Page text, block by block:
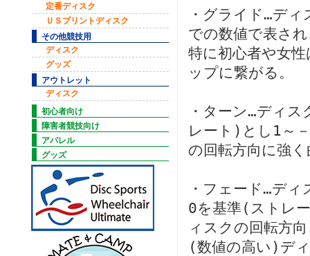
定番ディスク
ＵＳプリントディスク
その他競技用
ディスク
グッズ
アウトレット
ディスク
初心者向け
障害者競技向け
アパレル
グッズ
・グライド…デ
での数値で表さ
特に初心者や女
ップに繋がる。
・ターン…ディ
レート)とし1～
の回転方向に強
・フェード…デ
0を基準(ストレ
ィスクの回転方
(数値の高い)デ